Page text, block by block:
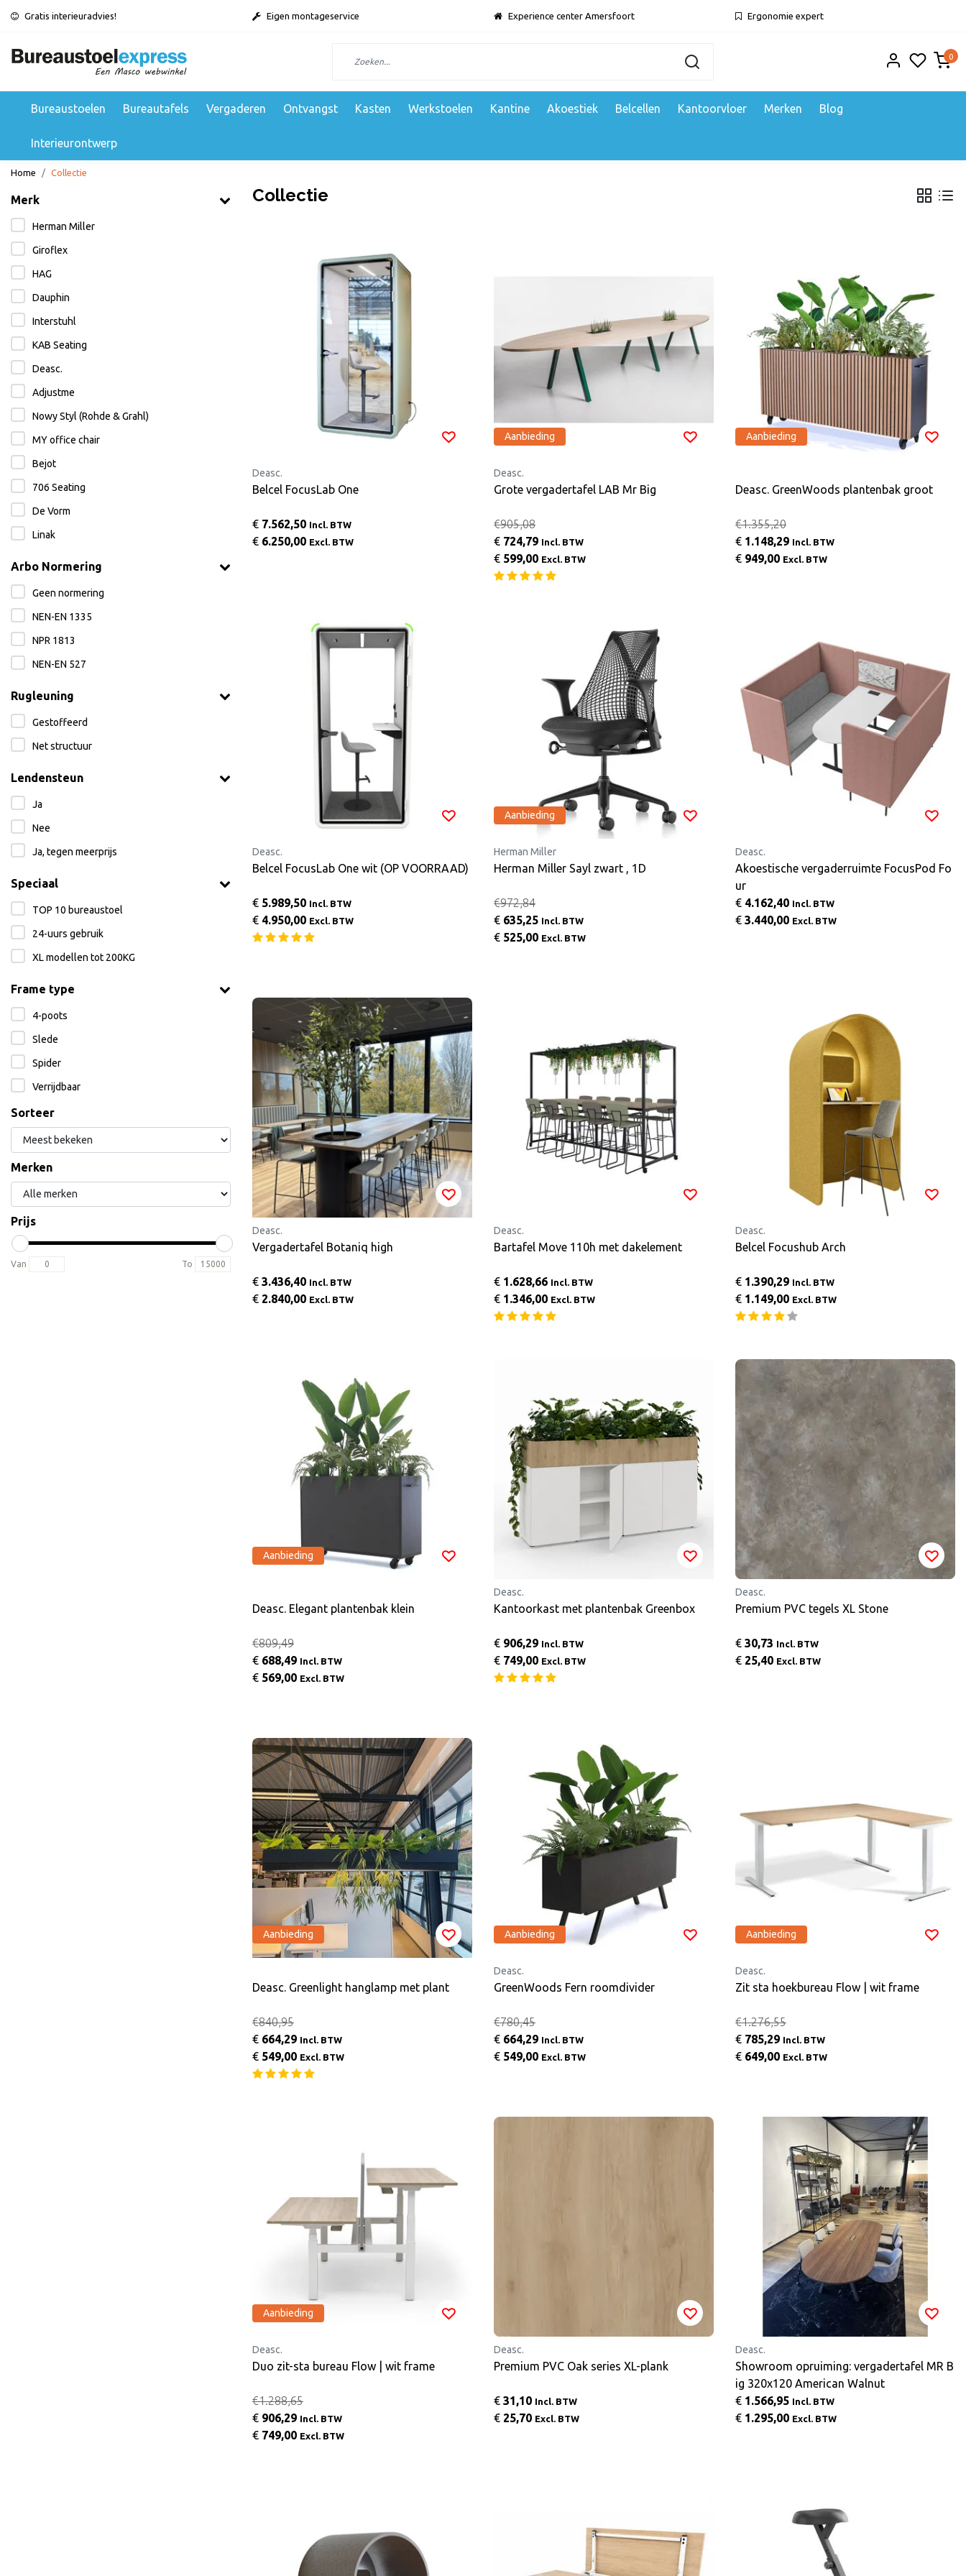
Gratis interieuradvies! Eigen montageservice Experience center Amersfoort Ergonomie expert
0
Bureaustoelen Bureautafels Vergaderen Ontvangst Kasten Werkstoelen Kantine Akoestiek Belcellen Kantoorvloer Merken Blog
Interieurontwerp
Home Collectie
Merk
Herman Miller
Giroflex
HAG
Dauphin
Interstuhl
KAB Seating
Deasc.
Adjustme
Nowy Styl (Rohde & Grahl)
MY office chair
Bejot
706 Seating
De Vorm
Linak
Arbo Normering
Geen normering
NEN-EN 1335
NPR 1813
NEN-EN 527
Rugleuning
Gestoffeerd
Net structuur
Lendensteun
Ja
Nee
Ja, tegen meerprijs
Speciaal
TOP 10 bureaustoel
24-uurs gebruik
XL modellen tot 200KG
Frame type
4-poots
Slede
Spider
Verrijdbaar
Sorteer
Merken
Prijs
Van To
Collectie
Deasc.
Belcel FocusLab One
€ 7.562,50 Incl. BTW
€ 6.250,00 Excl. BTW
Aanbieding
Deasc.
Grote vergadertafel LAB Mr Big
€905,08
€ 724,79 Incl. BTW
€ 599,00 Excl. BTW
Aanbieding
Deasc. GreenWoods plantenbak groot
€1.355,20
€ 1.148,29 Incl. BTW
€ 949,00 Excl. BTW
Deasc.
Belcel FocusLab One wit (OP VOORRAAD)
€ 5.989,50 Incl. BTW
€ 4.950,00 Excl. BTW
Aanbieding
Herman Miller
Herman Miller Sayl zwart , 1D
€972,84
€ 635,25 Incl. BTW
€ 525,00 Excl. BTW
Deasc.
Akoestische vergaderruimte FocusPod Fo
ur
€ 4.162,40 Incl. BTW
€ 3.440,00 Excl. BTW
Deasc.
Vergadertafel Botaniq high
€ 3.436,40 Incl. BTW
€ 2.840,00 Excl. BTW
Deasc.
Bartafel Move 110h met dakelement
€ 1.628,66 Incl. BTW
€ 1.346,00 Excl. BTW
Deasc.
Belcel Focushub Arch
€ 1.390,29 Incl. BTW
€ 1.149,00 Excl. BTW
Aanbieding
Deasc. Elegant plantenbak klein
€809,49
€ 688,49 Incl. BTW
€ 569,00 Excl. BTW
Deasc.
Kantoorkast met plantenbak Greenbox
€ 906,29 Incl. BTW
€ 749,00 Excl. BTW
Deasc.
Premium PVC tegels XL Stone
€ 30,73 Incl. BTW
€ 25,40 Excl. BTW
Aanbieding
Deasc. Greenlight hanglamp met plant
€840,95
€ 664,29 Incl. BTW
€ 549,00 Excl. BTW
Aanbieding
Deasc.
GreenWoods Fern roomdivider
€780,45
€ 664,29 Incl. BTW
€ 549,00 Excl. BTW
Aanbieding
Deasc.
Zit sta hoekbureau Flow | wit frame
€1.276,55
€ 785,29 Incl. BTW
€ 649,00 Excl. BTW
Aanbieding
Deasc.
Duo zit-sta bureau Flow | wit frame
€1.288,65
€ 906,29 Incl. BTW
€ 749,00 Excl. BTW
Deasc.
Premium PVC Oak series XL-plank
€ 31,10 Incl. BTW
€ 25,70 Excl. BTW
Deasc.
Showroom opruiming: vergadertafel MR B
ig 320x120 American Walnut
€ 1.566,95 Incl. BTW
€ 1.295,00 Excl. BTW